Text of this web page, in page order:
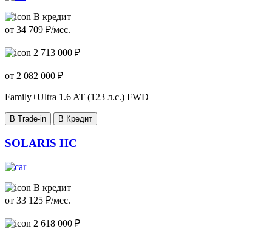
В кредит
от 34 709 ₽/мес.
2 713 000 ₽
от 2 082 000 ₽
Family+Ultra 1.6 AT (123 л.с.) FWD
В Trade-in В Кредит
SOLARIS HC
В кредит
от 33 125 ₽/мес.
2 618 000 ₽